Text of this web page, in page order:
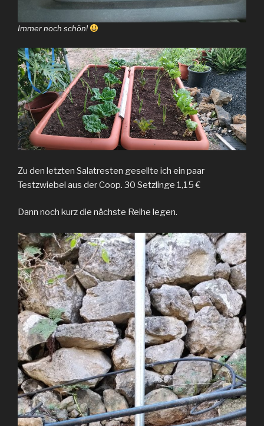
Immer noch schön!
Zu den letzten Salatresten gesellte ich ein paar
Testzwiebel aus der Coop. 30 Setzlinge 1,15 €
Dann noch kurz die nächste Reihe legen.